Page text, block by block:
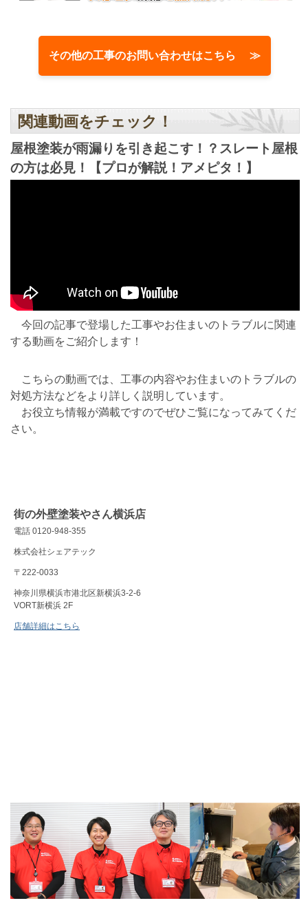
その他の工事のお問い合わせはこちら ≫
関連動画をチェック！
屋根塗装が雨漏りを引き起こす！？スレート屋根
の方は必見！【プロが解説！アメピタ！】
今回の記事で登場した工事やお住まいのトラブルに関連
する動画をご紹介します！
こちらの動画では、工事の内容やお住まいのトラブルの
対処方法などをより詳しく説明しています。
お役立ち情報が満載ですのでぜひご覧になってみてくだ
さい。
街の外壁塗装やさん横浜店
電話 0120-948-355
株式会社シェアテック
〒222-0033
神奈川県横浜市港北区新横浜3-2-6
VORT新横浜 2F
店舗詳細はこちら